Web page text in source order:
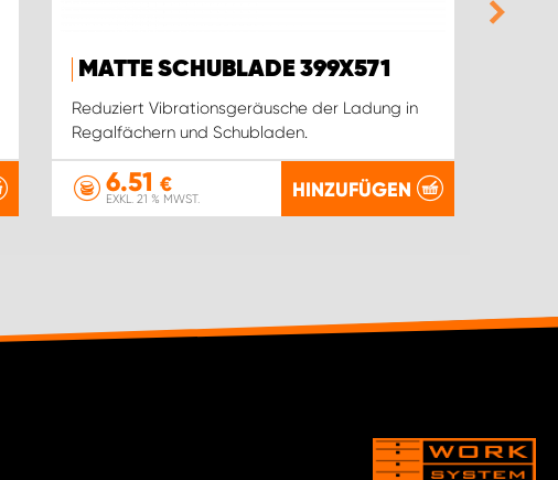
MATTE SCHUBLADE 399X571
Reduziert Vibrationsgeräusche der Ladung in
Regalfächern und Schubladen.
6.51 €
EXKL. 21 % MWST. HINZUFÜGEN